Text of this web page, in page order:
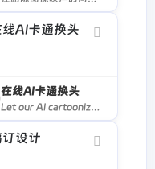
在线AI卡通换头
Let our AI cartoonize your photos 🎨